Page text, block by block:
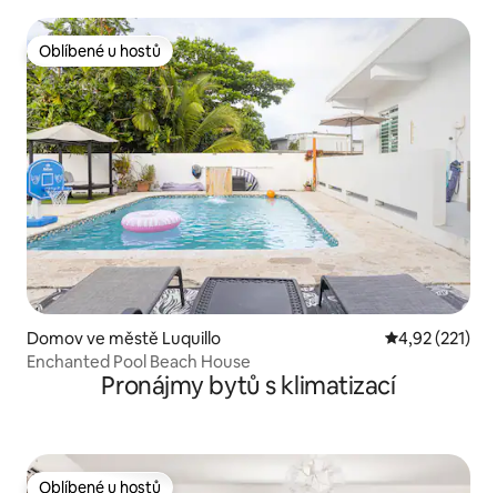
Oblíbené u hostů
Oblíbené u hostů
Domov ve městě Luquillo Průměrné
4,92 (221)
Enchanted Pool Beach House
Pronájmy bytů s klimatizací
Oblíbené u hostů